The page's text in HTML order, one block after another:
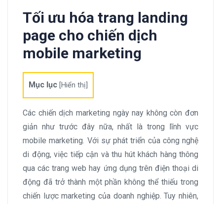
Tối ưu hóa trang landing
page cho chiến dịch
mobile marketing
Mục lục Hiển thị
Các chiến dịch marketing ngày nay không còn đơn
giản như trước đây nữa, nhất là trong lĩnh vực
mobile marketing. Với sự phát triển của công nghệ
di động, việc tiếp cận và thu hút khách hàng thông
qua các trang web hay ứng dụng trên điện thoại di
động đã trở thành một phần không thể thiếu trong
chiến lược marketing của doanh nghiệp. Tuy nhiên,